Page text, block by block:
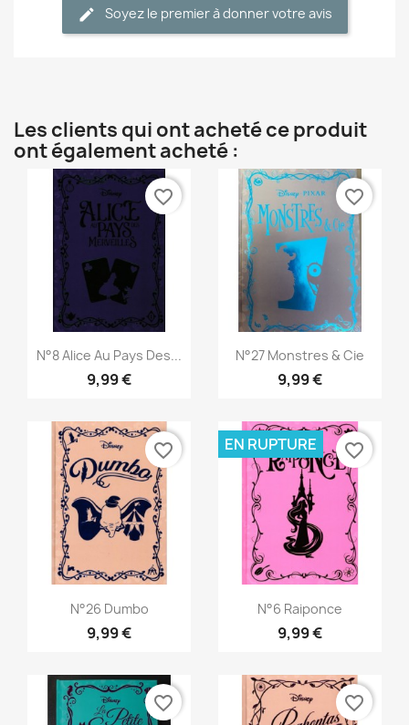
Soyez le premier à donner votre avis
Les clients qui ont acheté ce produit
ont également acheté :
Aperçu rapide
N°8 Alice Au Pays Des...
9,99 €
favorite_border
Aperçu rapide
N°27 Monstres & Cie
9,99 €
favorite_border
Aperçu rapide
N°26 Dumbo
9,99 €
favorite_border
Aperçu rapide
N°6 Raiponce
9,99 €
EN RUPTURE favorite_border
favorite_border favorite_border